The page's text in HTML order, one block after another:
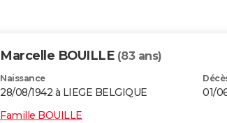
Marcelle BOUILLE (83 ans)
Naissance
28/08/1942 à LIEGE BELGIQUE 01/
Famille BOUILLE